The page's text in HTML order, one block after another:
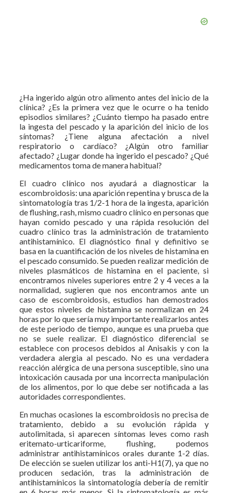
¿Ha ingerido algún otro alimento antes del inicio de la
clínica? ¿Es la primera vez que le ocurre o ha tenido
episodios similares? ¿Cuánto tiempo ha pasado entre
la ingesta del pescado y la aparición del inicio de los
síntomas? ¿Tiene alguna afectación a nivel
respiratorio o cardíaco? ¿Algún otro familiar
afectado? ¿Lugar donde ha ingerido el pescado? ¿Qué
medicamentos toma de manera habitual?
El cuadro clínico nos ayudará a diagnosticar la
escombroidosis: una aparición repentina y brusca de la
sintomatología tras 1/2-1 hora de la ingesta, aparición
de flushing, rash, mismo cuadro clínico en personas que
hayan comido pescado y una rápida resolución del
cuadro clínico tras la administración de tratamiento
antihistamínico. El diagnóstico final y definitivo se
basa en la cuantificación de los niveles de histamina en
el pescado consumido. Se pueden realizar medición de
niveles plasmáticos de histamina en el paciente, si
encontramos niveles superiores entre 2 y 4 veces a la
normalidad, sugieren que nos encontramos ante un
caso de escombroidosis, estudios han demostrados
que estos niveles de histamina se normalizan en 24
horas por lo que sería muy importante realizarlos antes
de este periodo de tiempo, aunque es una prueba que
no se suele realizar. El diagnóstico diferencial se
establece con procesos debidos al Anisakis y con la
verdadera alergia al pescado. No es una verdadera
reacción alérgica de una persona susceptible, sino una
intoxicación causada por una incorrecta manipulación
de los alimentos, por lo que debe ser notificada a las
autoridades correspondientes.
En muchas ocasiones la escombroidosis no precisa de
tratamiento, debido a su evolución rápida y
autolimitada, si aparecen síntomas leves como rash
eritemato-urticariforme, flushing, podemos
administrar antihistamínicos orales durante 1-2 días.
De elección se suelen utilizar los anti-H1(7), ya que no
producen sedación, tras la administración de
antihistamínicos la sintomatología debería de remitir